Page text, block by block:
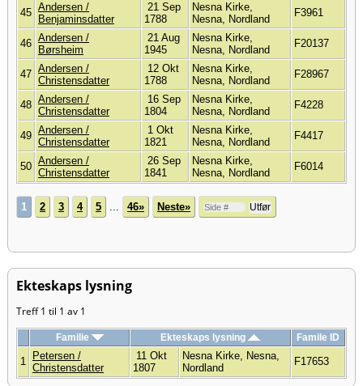
45 Andersen /
Benjaminsdatter
21 Sep
1788
Nesna Kirke,
Nesna, Nordland
F3961
46 Andersen /
Børsheim
21 Aug
1945
Nesna Kirke,
Nesna, Nordland
F20137
47 Andersen /
Christensdatter
12 Okt
1788
Nesna Kirke,
Nesna, Nordland
F28967
48 Andersen /
Christensdatter
16 Sep
1804
Nesna Kirke,
Nesna, Nordland
F4228
49 Andersen /
Christensdatter
1 Okt
1821
Nesna Kirke,
Nesna, Nordland
F4417
50 Andersen /
Christensdatter
26 Sep
1841
Nesna Kirke,
Nesna, Nordland
F6014
1 2 3 4 5 ... 46» Neste»
Ekteskaps lysning
Treff 1 til 1 av 1
Familie Ekteskaps lysning Famile ID
1
Petersen /
Christensdatter
11 Okt
1807
Nesna Kirke, Nesna,
Nordland
F17653